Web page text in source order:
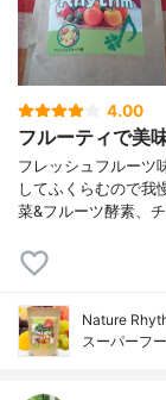
4.00
フルーティで美
フレッシュフルーツ
してふくらむので我
菜&フルーツ酵素、
Nature
スーパーフ